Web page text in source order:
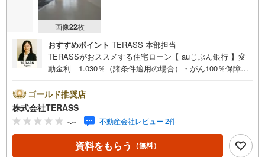
画像22枚
おすすめポイント TERASS 本部担当
TERASSがおススメする住宅ローン【 auじぶん銀行 】変
動金利 1.030％（諸条件適用の場合）・がん100％保障団
能！・諸費用も、物件価格の10％までは融資可能！※2026
年8月現在■イトーヨーカドー藤沢店まで徒歩10分 周辺
に買い物施設や公園が点在する住環境■生活シーンに合わせ
てLDと隣接する和室の一体利用が可能な間取り■オートロ
ック付き【リフォーム内容】〇キッチン:水栓・コンロ交換
〇浴室・洗面台:水栓交換〇張替:クッションフロア・クロ
ゴールド推奨店
株式会社TERASS
-.-- 不動産会社レビュー 2件
資料をもらう （無料）